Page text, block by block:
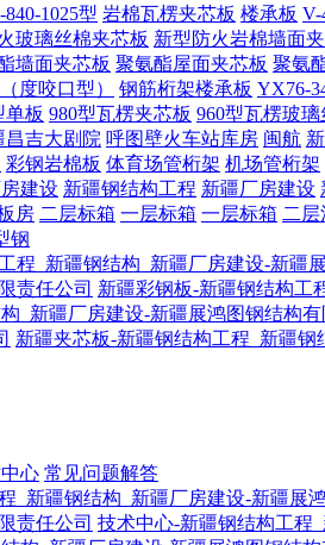
1025型 岩棉瓦楞夹芯板 楼承板 V-
玻璃丝棉夹芯板 新型防火岩棉墙面
墙面夹芯板 聚氨酯屋面夹芯板 聚氨
度咬口型） 钢筋桁架楼承板 YX76-
单板 980型瓦楞夹芯板 960型瓦楞玻
昌吉大剧院 呼图壁火车站库房 闽航
彩钢岩棉板 体育场管桁架 机场管桁架
建设 新疆钢结构工程 新疆厂房建设
房 二层标箱 一层标箱 一层标箱 二
钢
程_新疆钢结构_新疆厂房建设-新疆
责任公司 新疆彩钢板-新疆钢结构工
_新疆厂房建设-新疆展鸿图钢结构
新疆夹芯板-新疆钢结构工程_新疆
心 常见问题解答
_新疆钢结构_新疆厂房建设-新疆展
责任公司 技术中心-新疆钢结构工程